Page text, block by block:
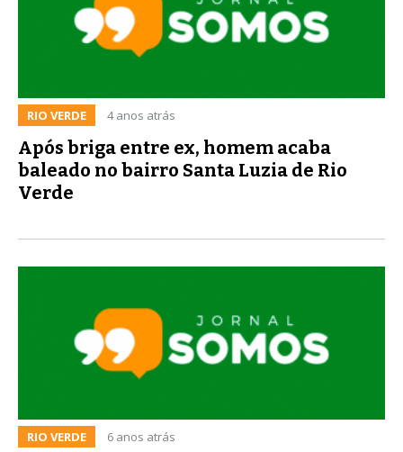
RIO VERDE 4 anos atrás
Após briga entre ex, homem acaba
baleado no bairro Santa Luzia de Rio
Verde
RIO VERDE 6 anos atrás